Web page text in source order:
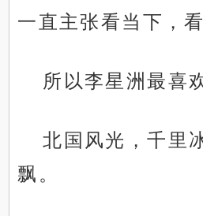
一直主张看当下，
所以李星洲最喜
北国风光，千里
飘。